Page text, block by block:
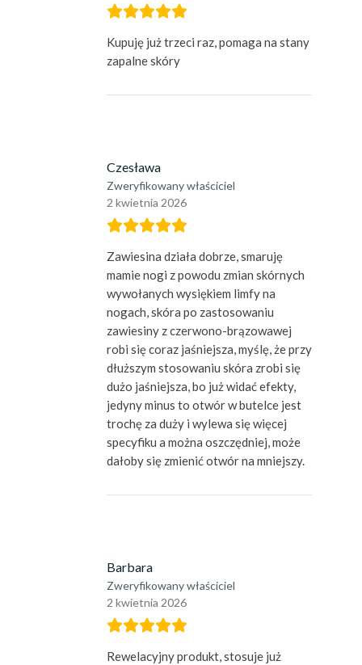
Kupuję już trzeci raz, pomaga na stany
zapalne skóry
Czesława
Zweryfikowany właściciel
2 kwietnia 2026
Zawiesina działa dobrze, smaruję
mamie nogi z powodu zmian skórnych
wywołanych wysiękiem limfy na
nogach, skóra po zastosowaniu
zawiesiny z czerwono-brązowawej
robi się coraz jaśniejsza, myślę, że przy
dłuższym stosowaniu skóra zrobi się
dużo jaśniejsza, bo już widać efekty,
jedyny minus to otwór w butelce jest
trochę za duży i wylewa się więcej
specyfiku a można oszczędniej, może
dałoby się zmienić otwór na mniejszy.
Barbara
Zweryfikowany właściciel
2 kwietnia 2026
Rewelacyjny produkt, stosuje już